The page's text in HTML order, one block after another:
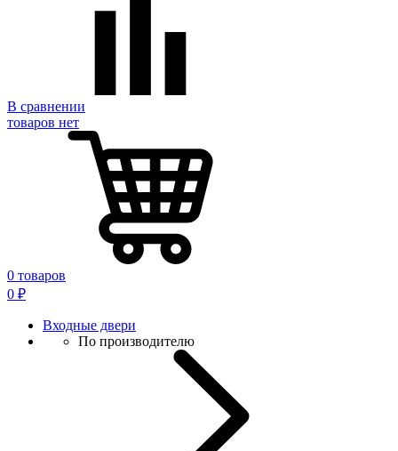
В сравнении
товаров нет
0 товаров
0 ₽
Входные двери
По производителю